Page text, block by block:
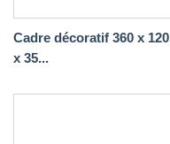
Cadre décoratif 360 x 120
x 35...